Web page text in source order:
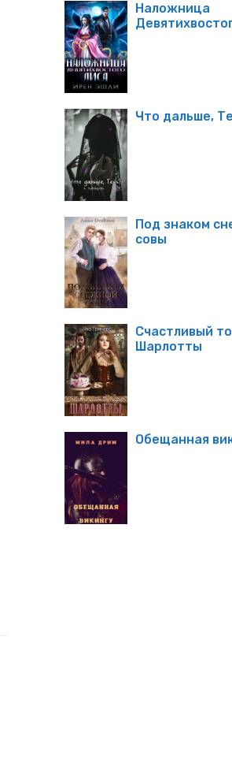
Наложница
Что дальше,
Под знаком
совы
Счастливый
Шарлотты
Обещанная